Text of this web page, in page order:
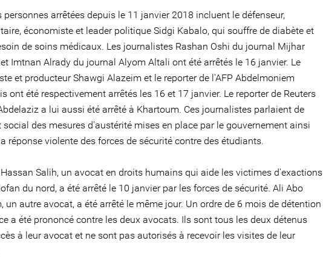
personnes arrêtées depuis le 11 janvier 2018 incluent le défenseur,
économiste et leader politique Sidgi Kabalo, qui souffre de diabète et
de soins médicaux. Les journalistes Rashan Oshi du journal Mijhar
Imtnan Alrady du journal Alyom Altali ont été arrêtés le 16 janvier. Le
et producteur Shawgi Alazeim et le reporter de l'AFP Abdelmoniem
ont été respectivement arrêtés les 16 et 17 janvier. Le reporter de Reuters
a lui aussi été arrêté à Khartoum. Ces journalistes parlaient de
social des mesures d'austérité mises en place par le gouvernement ainsi
réponse violente des forces de sécurité contre des étudiants.
Salih, un avocat en droits humains qui aide les victimes d'exactions
du nord, a été arrêté le 10 janvier par les forces de sécurité. Ali Abo
un autre avocat, a été arrêté le même jour. Un ordre de 6 mois de détention
a été prononcé contre les deux avocats. Ils sont tous les deux détenus
à leur avocat et ne sont pas autorisés à recevoir les visites de leur